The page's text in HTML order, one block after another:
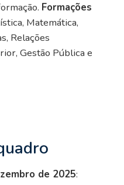
Formações
Matemática,
Relações
Gestão Pública e
de 2025: